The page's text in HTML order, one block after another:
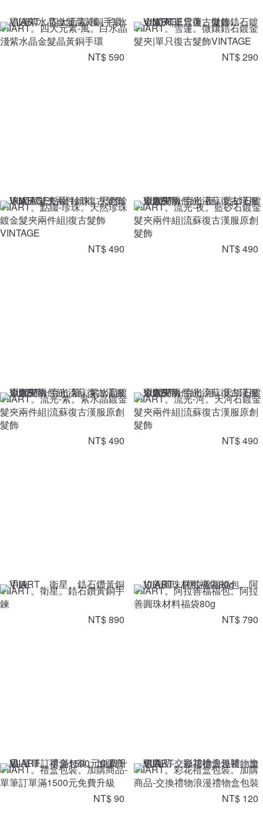
VIIART。四大元素-風。白水晶
淺紫水晶金髮晶黃銅手環
NT$ 590
VIIART。雪蓮。微鑲鋯石鍍金
髮夾|單只復古髮飾VINTAGE
NT$ 290
VIIART。點綴-珍珠。天然珍珠
鍍金髮夾兩件組|復古髮飾
VINTAGE
NT$ 490
VIIART。流光-夜。藍砂石鍍金
髮夾兩件組|流蘇復古漢服原創
髮飾
NT$ 490
VIIART。流光-紫。紫水晶鍍金
髮夾兩件組|流蘇復古漢服原創
髮飾
NT$ 490
VIIART。流光-河。天河石鍍金
髮夾兩件組|流蘇復古漢服原創
髮飾
NT$ 490
VIIART。衛星。鋯石鑽黃銅手
鍊
NT$ 890
VIIART。阿拉善福福包。阿拉
善圓珠材料福袋80g
NT$ 790
VIIART。禮盒包裝。加購商品-
單筆訂單滿1500元免費升級
NT$ 90
VIIART。彩花禮盒包裝。加購
商品-交換禮物浪漫禮物盒包裝
NT$ 120